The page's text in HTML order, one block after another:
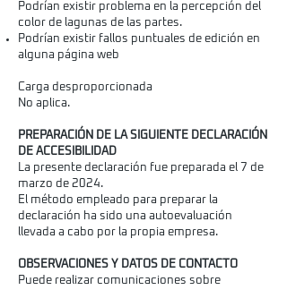
Podrían existir problema en la percepción del
color de lagunas de las partes.
Podrían existir fallos puntuales de edición en
alguna página web
Carga desproporcionada
No aplica.
PREPARACIÓN DE LA SIGUIENTE DECLARACIÓN
DE ACCESIBILIDAD
La presente declaración fue preparada el 7 de
marzo de 2024.
El método empleado para preparar la
declaración ha sido una autoevaluación
llevada a cabo por la propia empresa.
OBSERVACIONES Y DATOS DE CONTACTO
Puede realizar comunicaciones sobre